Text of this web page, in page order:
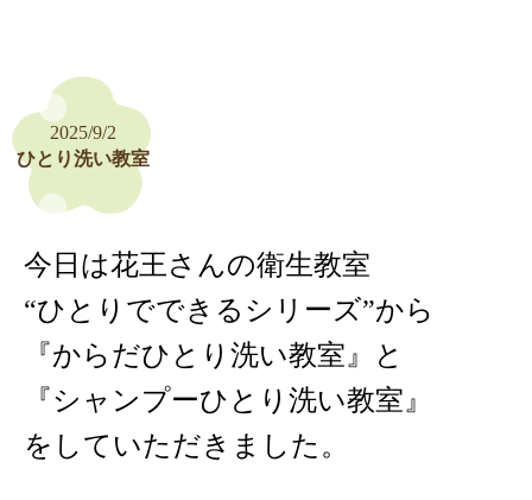
2025/9/2
ひとり洗い教室
今日は花王さんの衛生教室
“ひとりでできるシリーズ”から
『からだひとり洗い教室』と
『シャンプーひとり洗い教室』
をしていただきました。